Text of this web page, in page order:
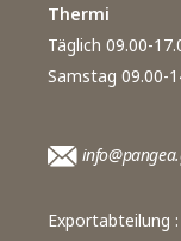
Thermi
Täglich 09.00-
Samstag 09.00-
Exportabteilung :